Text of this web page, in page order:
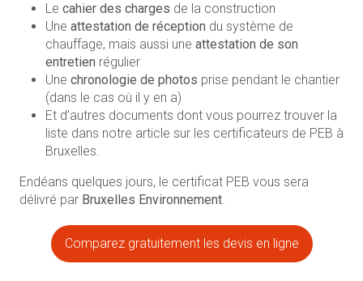
Le cahier des charges de la construction
Une attestation de réception du système de
chauffage, mais aussi une attestation de son
entretien régulier
Une chronologie de photos prise pendant le chantier
(dans le cas où il y en a)
Et d’autres documents dont vous pourrez trouver la
liste dans notre article sur les certificateurs de PEB à
Bruxelles.
Endéans quelques jours, le certificat PEB vous sera
délivré par Bruxelles Environnement.
Comparez gratuitement les devis en ligne